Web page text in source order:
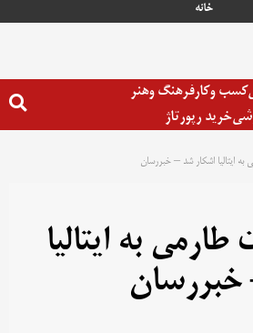
خانه
کسب وکارفرهنگ وهنر
خرید رپورتاژ
ایتالیا اشکار شد – خبررسان
به ایتالیا